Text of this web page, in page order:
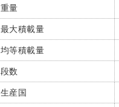
重量
最大積載量
均等積載量
段数
生産国